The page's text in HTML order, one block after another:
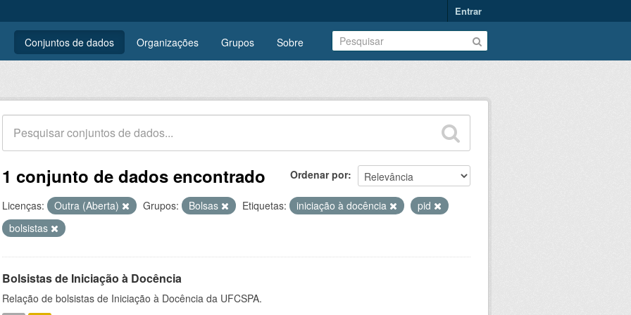
Entrar
Conjuntos de dados Organizações Grupos Sobre
Ordenar por
1 conjunto de dados encontrado
Licenças: Outra (Aberta) Grupos: Bolsas Etiquetas: iniciação à docência
pid
bolsistas
Bolsistas de Iniciação à Docência
Relação de bolsistas de Iniciação à Docência da UFCSPA.